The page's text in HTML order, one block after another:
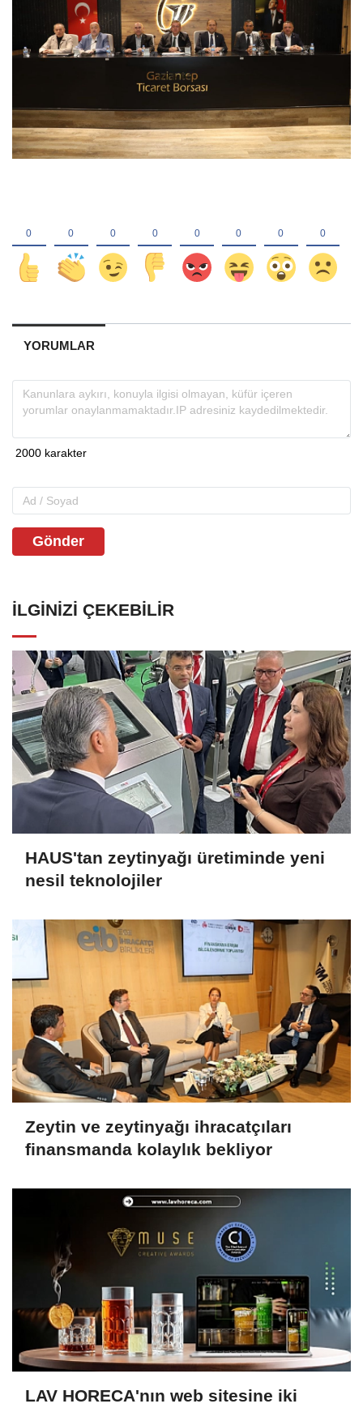
YORUMLAR
Gönder
İLGINIZI ÇEKEBILIR
HAUS'tan zeytinyağı üretiminde yeni
nesil teknolojiler
Zeytin ve zeytinyağı ihracatçıları
finansmanda kolaylık bekliyor
LAV HORECA'nın web sitesine iki